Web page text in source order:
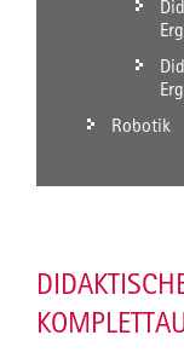
Robotik